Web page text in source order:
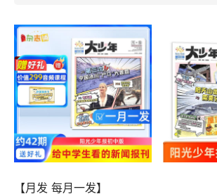
【月发 每月一发】